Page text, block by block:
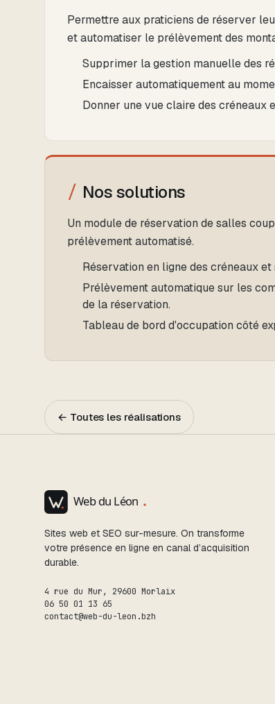
Permettre aux praticiens de réserver
et automatiser le prélèvement des
Supprimer la gestion manuelle des
Encaisser automatiquement au
Donner une vue claire des créneaux
Nos solutions
Un module de réservation de salles
prélèvement automatisé.
Réservation en ligne des créneaux
Prélèvement automatique sur les
de la réservation.
Tableau de bord d'occupation côté
← Toutes les réalisations
Sites web et SEO sur-mesure. On transforme
votre présence en ligne en canal d’acquisition
durable.
4 rue du Mur, 29600 Morlaix
06 50 01 13 65
contact@web-du-leon.bzh